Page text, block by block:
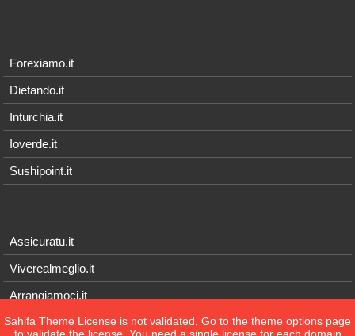
Forexiamo.it
Dietando.it
Inturchia.it
Ioverde.it
Sushipoint.it
Assicuratu.it
Viverealmeglio.it
Arrangiamoci.it
Tecnichef.it
Sahifa Theme License is not validated, Go to the theme options page